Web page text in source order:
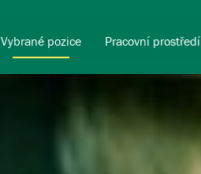
Vybrané pozice Pracovní prostředí